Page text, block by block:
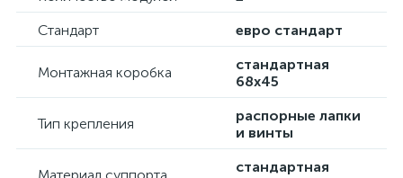
Стандарт
евро стандарт
Монтажная коробка
стандартная
68х45
Тип крепления
распорные лапки
и винты
стандартная